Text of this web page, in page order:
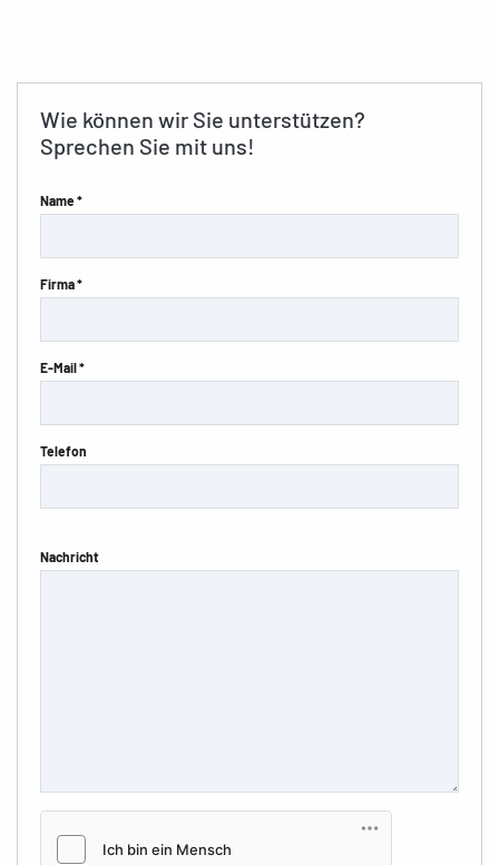
Wie können wir Sie unterstützen?
Sprechen Sie mit uns!
Name *
Firma *
E-Mail *
Telefon
Nachricht